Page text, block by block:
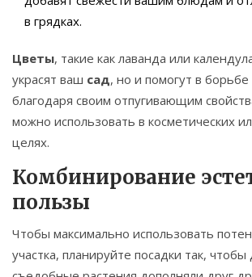
в грядках.
Цветы, такие как лаванда или
украсят ваш сад, но и помогут в
благодаря своим отпугивающим
можно использовать в косметических
целях.
Комбинирование
пользы
Чтобы максимально использовать
участка, планируйте посадки так,